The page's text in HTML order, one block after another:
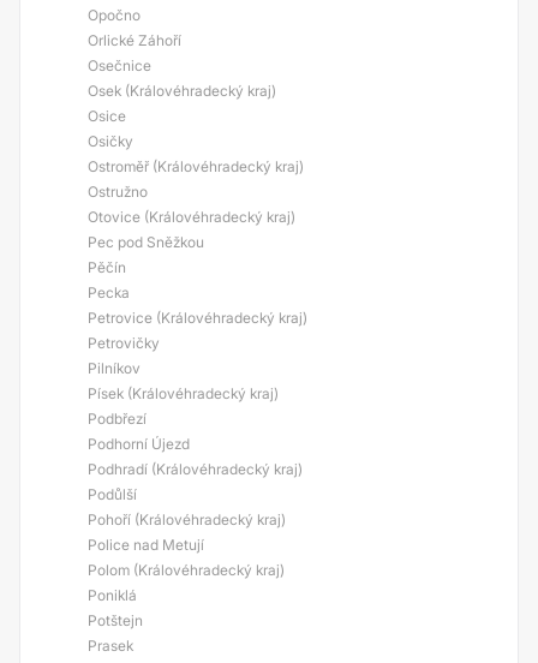
Opočno
Orlické Záhoří
Osečnice
Osek (Královéhradecký kraj)
Osice
Osičky
Ostroměř (Královéhradecký kraj)
Ostružno
Otovice (Královéhradecký kraj)
Pec pod Sněžkou
Pěčín
Pecka
Petrovice (Královéhradecký kraj)
Petrovičky
Pilníkov
Písek (Královéhradecký kraj)
Podbřezí
Podhorní Újezd
Podhradí (Královéhradecký kraj)
Podůlší
Pohoří (Královéhradecký kraj)
Police nad Metují
Polom (Královéhradecký kraj)
Poniklá
Potštejn
Prasek